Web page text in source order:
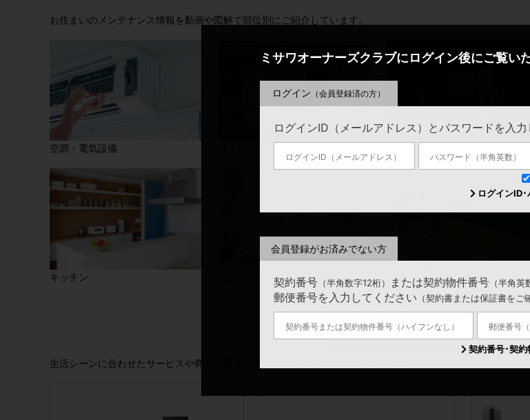
お住まいのメンテナンス情報を動画や図解で部位別にご紹介しています。
空調・電気設備
キッチン トイレ・洗面所
メンテナンスのご依頼、ご相談は
生活シーンに合わせたサービスや商品で暮らしを彩るオーナー様限定サービスです。
ミサワオーナーズクラブにログイン後にご覧い
ログイン （会員登録済の方）
ログインID（メールアドレス）とパスワードを入
ログインID
会員登録がお済みでない方
契約番号 （半角数字12桁） または契約物件番号 （半角英
郵便番号を入力してください （契約書または保証書をご
契約番号･契